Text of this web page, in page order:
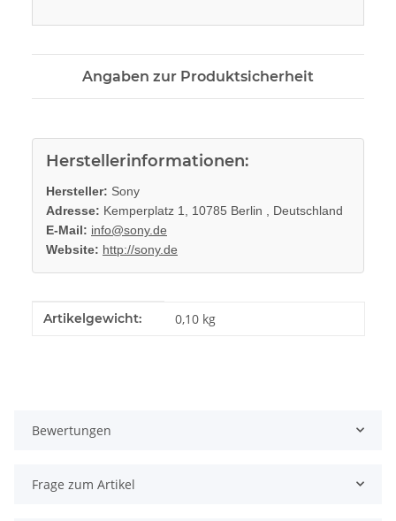
Angaben zur Produktsicherheit
Herstellerinformationen:
Hersteller: Sony
Adresse: Kemperplatz 1, 10785 Berlin , Deutschland
E-Mail: info@sony.de
Website: http://sony.de
Produkteigenschaft
Wert
Artikelgewicht: 0,10 kg
Bewertungen
Frage zum Artikel